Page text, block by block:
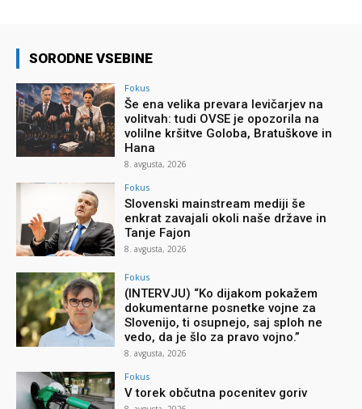
SORODNE VSEBINE
Fokus
Še ena velika prevara levičarjev na
volitvah: tudi OVSE je opozorila na
volilne kršitve Goloba, Bratuškove in
Hana
8. avgusta, 2026
Fokus
Slovenski mainstream mediji še
enkrat zavajali okoli naše države in
Tanje Fajon
8. avgusta, 2026
Fokus
(INTERVJU) “Ko dijakom pokažem
dokumentarne posnetke vojne za
Slovenijo, ti osupnejo, saj sploh ne
vedo, da je šlo za pravo vojno.”
8. avgusta, 2026
Fokus
V torek občutna pocenitev goriv